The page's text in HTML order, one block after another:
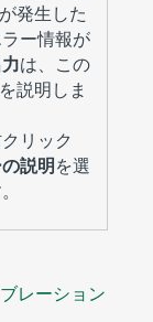
発生した
ー情報が
は、この
説明しま
リック
説明を選
ブレーション